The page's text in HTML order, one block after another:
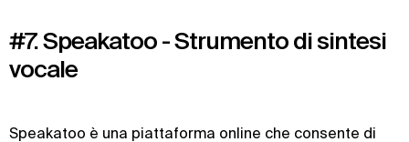
#7. Speakatoo - Strumento di sintesi
vocale
Speakatoo è una piattaforma online che consente di